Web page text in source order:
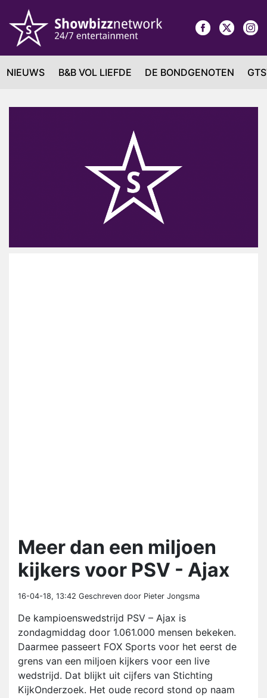
NIEUWS B&B VOL LIEFDE DE BONDGENOTEN
Meer dan een miljoen
kijkers voor PSV - Ajax
16-04-18, 13:42 Geschreven door Pieter Jongsma
De kampioenswedstrijd PSV – Ajax is
zondagmiddag door 1.061.000 mensen bekeken.
Daarmee passeert FOX Sports voor het eerst de
grens van een miljoen kijkers voor een live
wedstrijd. Dat blijkt uit cijfers van Stichting
KijkOnderzoek. Het oude record stond op naam